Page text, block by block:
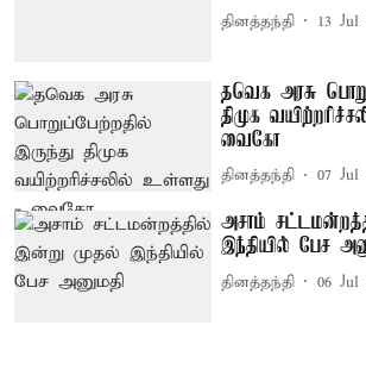
தினத்தந்தி 13 Jul
தவெக அரசு
திமுக
வைகோ
தினத்தந்தி 07 Jul
அசாம்
இந்தியில் பேச
தினத்தந்தி 06 Jul